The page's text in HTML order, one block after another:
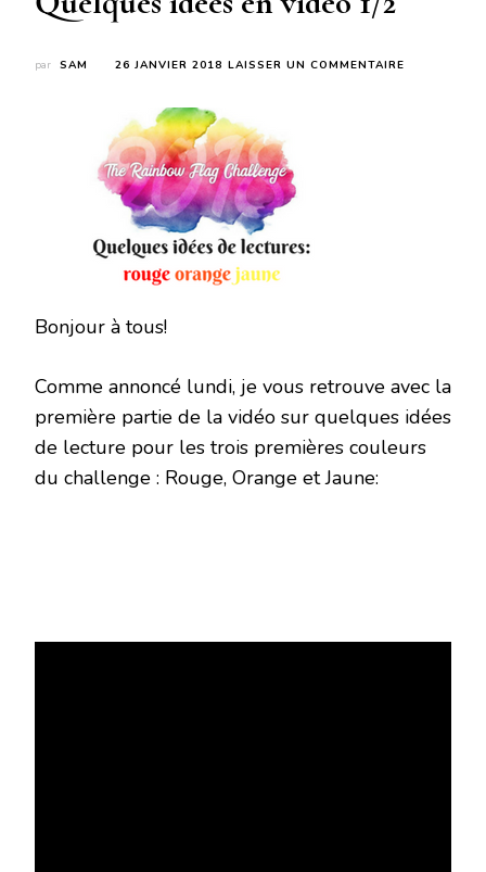
par SAM 26 JANVIER 2018 LAISSER UN COMMENTAIRE
Bonjour à tous!
Comme annoncé lundi, je vous retrouve avec la
première partie de la vidéo sur quelques idées
de lecture pour les trois premières couleurs
du challenge : Rouge, Orange et Jaune: